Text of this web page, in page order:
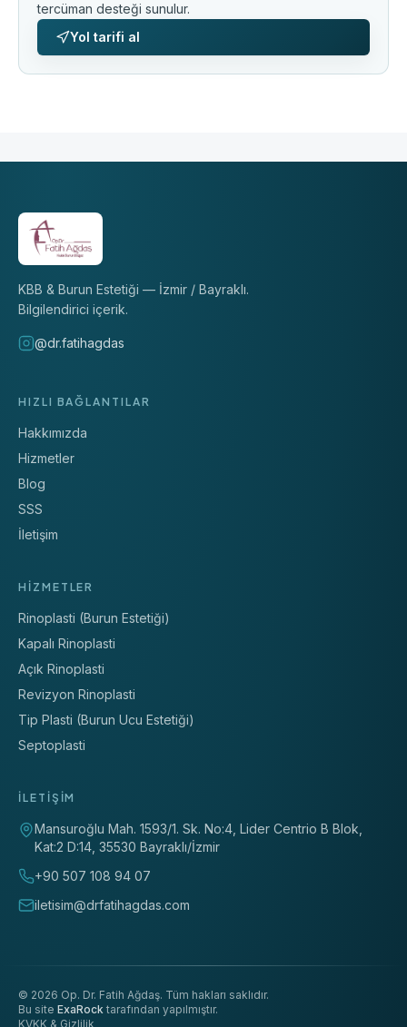
tercüman desteği sunulur.
Yol tarifi al
KBB & Burun Estetiği — İzmir / Bayraklı.
Bilgilendirici içerik.
@dr.fatihagdas
HIZLI BAĞLANTILAR
Hakkımızda
Hizmetler
Blog
SSS
İletişim
HIZMETLER
Rinoplasti (Burun Estetiği)
Kapalı Rinoplasti
Açık Rinoplasti
Revizyon Rinoplasti
Tip Plasti (Burun Ucu Estetiği)
Septoplasti
İLETIŞIM
Mansuroğlu Mah. 1593/1. Sk. No:4, Lider Centrio B Blok,
Kat:2 D:14 35530 Bayraklı/İzmir
+90 507 108 94 07
iletisim@drfatihagdas.com
© 2026 Op. Dr. Fatih Ağdaş. Tüm hakları saklıdır.
Bu site ExaRock tarafından yapılmıştır.
KVKK & Gizlilik